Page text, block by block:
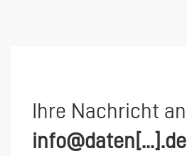
Ihre Nachricht an
info@daten[...].de